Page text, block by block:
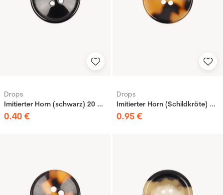
Drops
Imitierter Horn (schwarz) 20 mm
0.40 €
Drops
Imitierter Horn (Schildkröte) 25 mm
0.95 €